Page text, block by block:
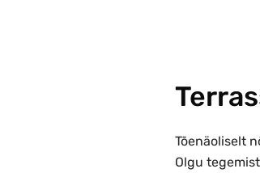
Tõenäoliselt
Olgu